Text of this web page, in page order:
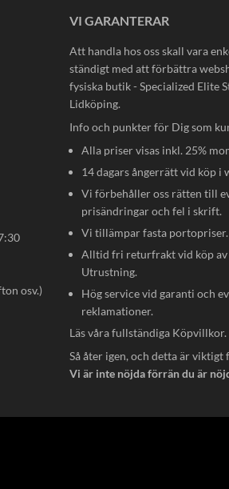
osv.)
VI GARANTERAR
Att handla hos oss skall vara
ständigt med att förbättra
fysiska butik - Specialized Elite
Lidköping.
Info och punkter för Dig som
Alla priser visas inkl. 25%
14 dagars ångerrätt vid köp i
Vi förbehåller oss rätten till
prisändringar och fel i skrift.
Vi tillämpar fasta portopriser.
Alltid fri returfrakt vid köp av
Utrustning.
Hög service vid garanti och
reklamationer.
Läs våra fullständiga Köpvillkor.
Så åter igen, och detta är viktigt
Vi är inte nöjda förrän du är